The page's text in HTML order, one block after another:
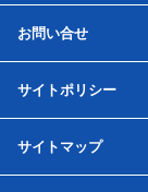
お問い合せ
サイトポリシー
サイトマップ